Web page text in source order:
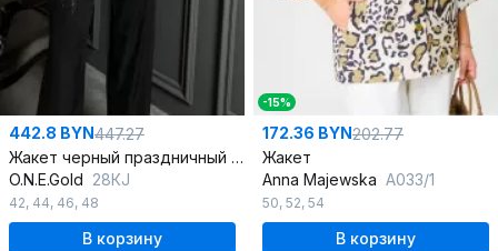
442.8 BYN447.27
Жакет черный праздничный свободный с пайетками
O.N.E.Gold 28КJ
42, 44, 46, 48
В корзину
-15%
172.36 BYN202.77
Жакет
Anna Majewska А033/1
50, 52, 54
В корзину